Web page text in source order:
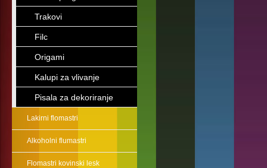
Trakovi
Filc
Origami
Kalupi za vlivanje
Pisala za dekoriranje
Lakirni flomastri
Alkoholni flumastri
Flomastri kovinski lesk